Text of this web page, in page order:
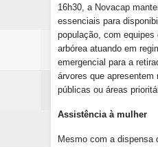
16h30, a Novacap
essenciais para
população, com equipes
arbórea atuando em
emergencial para a
árvores que
públicas ou áreas
Assistência à mulher
Mesmo com a dispensa